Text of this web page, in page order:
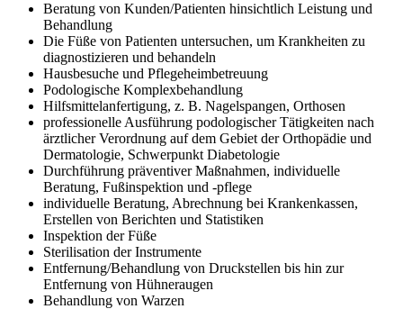
Beratung von Kunden/Patienten hinsichtlich Leistung und
Behandlung
Die Füße von Patienten untersuchen, um Krankheiten zu
diagnostizieren und behandeln
Hausbesuche und Pflegeheimbetreuung
Podologische Komplexbehandlung
Hilfsmittelanfertigung, z. B. Nagelspangen, Orthosen
professionelle Ausführung podologischer Tätigkeiten nach
ärztlicher Verordnung auf dem Gebiet der Orthopädie und
Dermatologie, Schwerpunkt Diabetologie
Durchführung präventiver Maßnahmen, individuelle
Beratung, Fußinspektion und -pflege
individuelle Beratung, Abrechnung bei Krankenkassen,
Erstellen von Berichten und Statistiken
Inspektion der Füße
Sterilisation der Instrumente
Entfernung/Behandlung von Druckstellen bis hin zur
Entfernung von Hühneraugen
Behandlung von Warzen